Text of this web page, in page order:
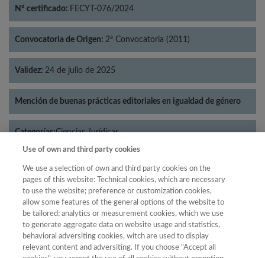
Nº certificado: FECYT-076/2024
Convocatoria de Origen: 2ª Convocatoria (2011)
Validez: 24 de julio de 2025
Mención de buenas prácticas editoriales en igualdad de género
Categorías:Ciencias Jurídicas
Año
Año Filtrar
Use of own and third party cookies
We use a selection of own and third party cookies on the
pages of this website: Technical cookies, which are necessary
to use the website; preference or customization cookies,
allow some features of the general options of the website to
be tailored; analytics or measurement cookies, which we use
to generate aggregate data on website usage and statistics,
behavioral adversiting cookies, witch are used to display
relevant content and adversiting. If you choose "Accept all